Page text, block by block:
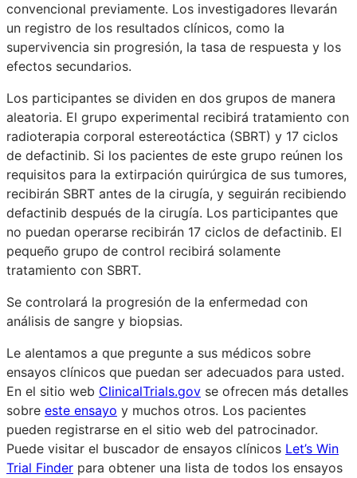
convencional previamente. Los investigadores llevarán
un registro de los resultados clínicos, como la
supervivencia sin progresión, la tasa de respuesta y los
efectos secundarios.
Los participantes se dividen en dos grupos de manera
aleatoria. El grupo experimental recibirá tratamiento con
radioterapia corporal estereotáctica (SBRT) y 17 ciclos
de defactinib. Si los pacientes de este grupo reúnen los
requisitos para la extirpación quirúrgica de sus tumores,
recibirán SBRT antes de la cirugía, y seguirán recibiendo
defactinib después de la cirugía. Los participantes que
no puedan operarse recibirán 17 ciclos de defactinib. El
pequeño grupo de control recibirá solamente
tratamiento con SBRT.
Se controlará la progresión de la enfermedad con
análisis de sangre y biopsias.
Le alentamos a que pregunte a sus médicos sobre
ensayos clínicos que puedan ser adecuados para usted.
En el sitio web ClinicalTrials.gov se ofrecen más detalles
sobre este ensayo y muchos otros. Los pacientes
pueden registrarse en el sitio web del patrocinador.
Puede visitar el buscador de ensayos clínicos Let’s Win
Trial Finder para obtener una lista de todos los ensayos